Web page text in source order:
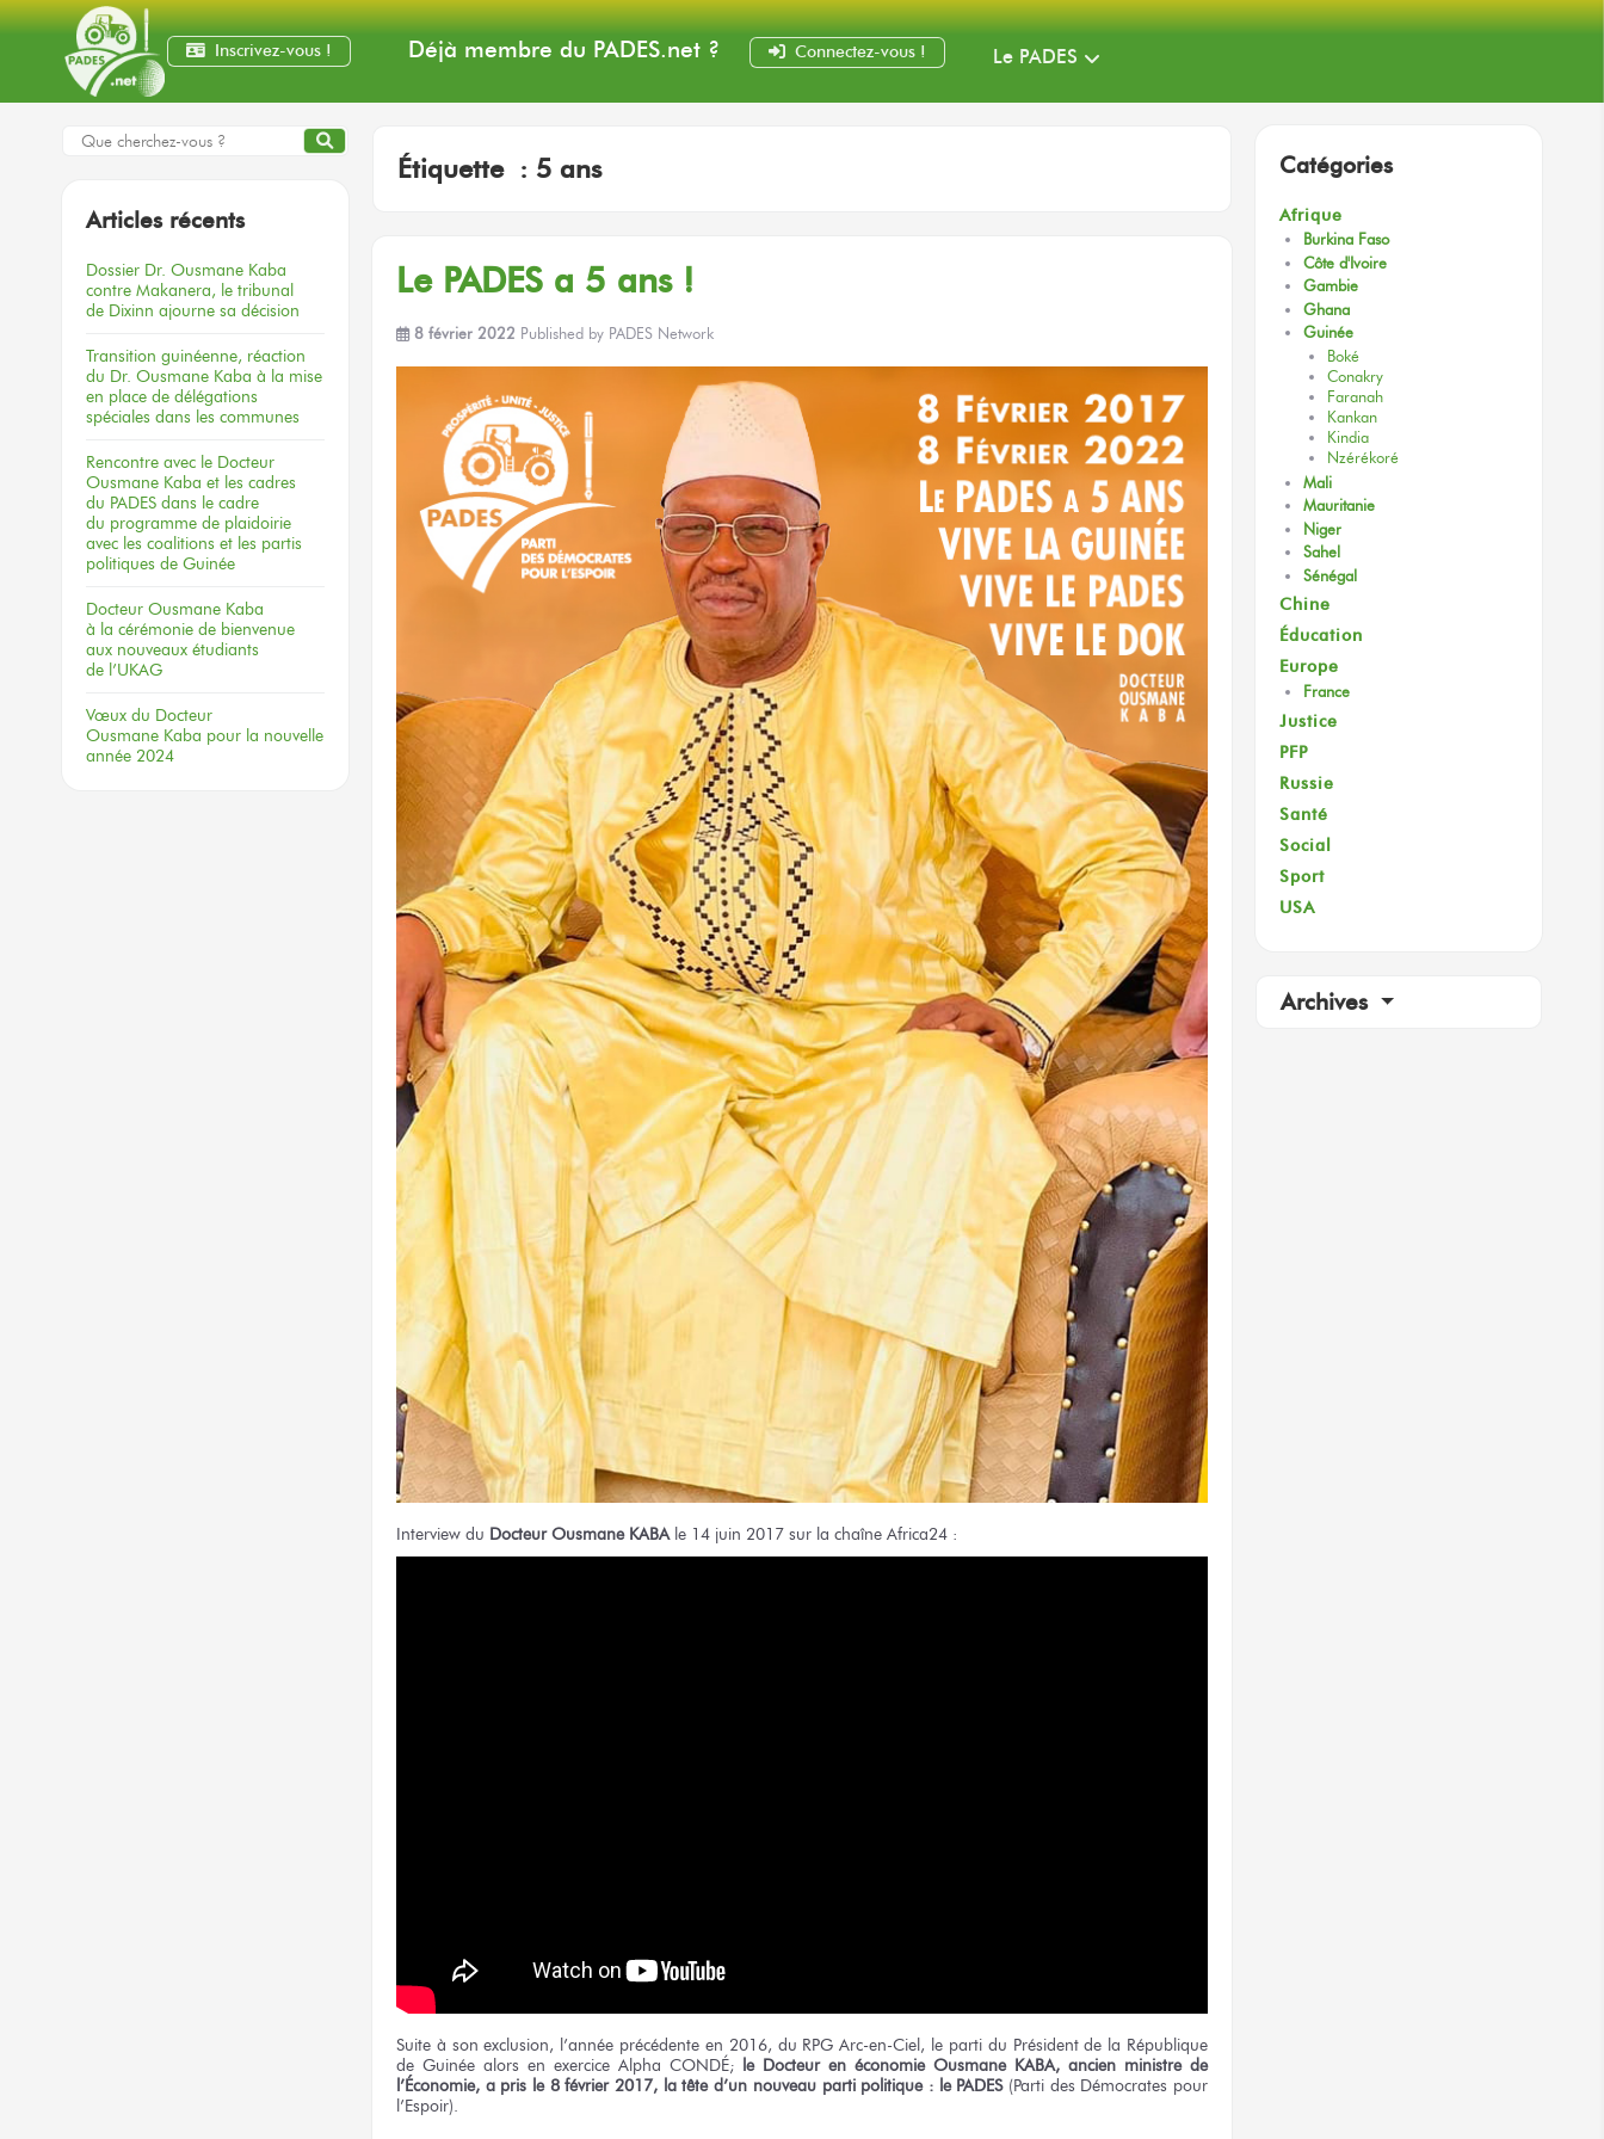
Inscrivez-vous ! Déjà membre du PADES.net? Connectez-vous ! Le PADES
Étiquette : 5 ans
Le PADES a 5 ans !
8 février 2022 Published by PADES Network
Interview du Docteur Ousmane KABAle 14 juin 2017 sur la chaîne Africa24 :
Suite à son exclusion, l’année précédente en 2016, du RPG Arc-en-Ciel, le parti du Président de la République
de Guinée alors en exercice Alpha CONDÉ; le Docteur en économie Ousmane KABA, ancien ministre de
l’Économie, a pris le 8 février 2017, la tête d’un nouveau parti politique : le PADES(Parti des Démocrates pour
l’Espoir).
Articles récents
Dossier Dr. Ousmane Kaba
contre Makanera, le tribunal
de Dixinn ajourne sa décision
Transition guinéenne, réaction
du Dr. Ousmane Kaba à la mise
en place de délégations
spéciales dans les communes
Rencontre avec le Docteur
Ousmane Kaba et les cadres
du PADES dans le cadre
du programme de plaidoirie
avec les coalitions et les partis
politiques de Guinée
Docteur Ousmane Kaba
à la cérémonie de bienvenue
aux nouveaux étudiants
de l’UKAG
Vœux du Docteur
Ousmane Kaba pour la nouvelle
année 2024
Catégories
Afrique
Burkina Faso
Côte d'Ivoire
Gambie
Ghana
Guinée
Boké
Conakry
Faranah
Kankan
Kindia
Nzérékoré
Mali
Mauritanie
Niger
Sahel
Sénégal
Chine
Éducation
Europe
France
Justice
PFP
Russie
Santé
Social
Sport
USA
Archives